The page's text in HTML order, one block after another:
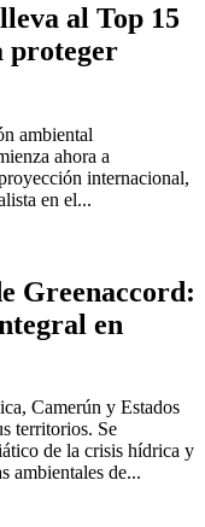
al Top 15
proteger
ambiental
ahora a
internacional,
en el...
Greenaccord:
en
Camerún y Estados
territorios. Se
de la crisis hídrica y
ambientales de...